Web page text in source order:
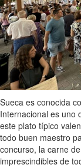
Sueca es conocida
Internacional es uno
este plato típico
todo buen maestro
concurso, la carne
imprescindibles de